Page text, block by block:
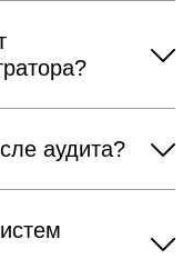
аудита?